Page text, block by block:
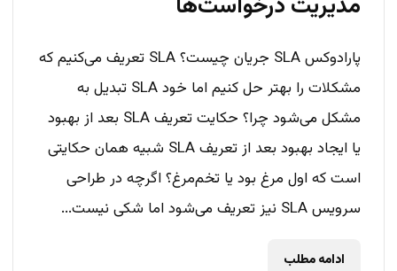
پارادوکس SLA جریان چیست؟ SLA تعریف می‌کنیم که
مشکلات را بهتر حل کنیم اما خود SLA تبدیل به
مشکل می‌شود چرا؟ حکایت تعریف SLA بعد از بهبود
یا ایجاد بهبود بعد از تعریف SLA شبیه همان حکایتی
است که اول مرغ بود یا تخم‌مرغ؟ اگرچه در طراحی
سرویس SLA نیز تعریف می‌شود اما شکی نیست...
ادامه مطلب